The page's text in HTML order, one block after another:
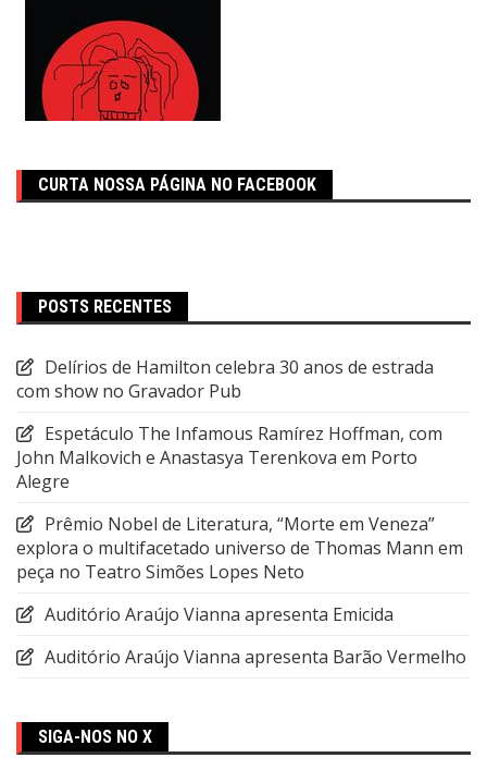
CURTA NOSSA PÁGINA NO FACEBOOK
POSTS RECENTES
Delírios de Hamilton celebra 30 anos de estrada
com show no Gravador Pub
Espetáculo The Infamous Ramírez Hoffman, com
John Malkovich e Anastasya Terenkova em Porto
Alegre
Prêmio Nobel de Literatura, “Morte em Veneza”
explora o multifacetado universo de Thomas Mann em
peça no Teatro Simões Lopes Neto
Auditório Araújo Vianna apresenta Emicida
Auditório Araújo Vianna apresenta Barão Vermelho
SIGA-NOS NO X